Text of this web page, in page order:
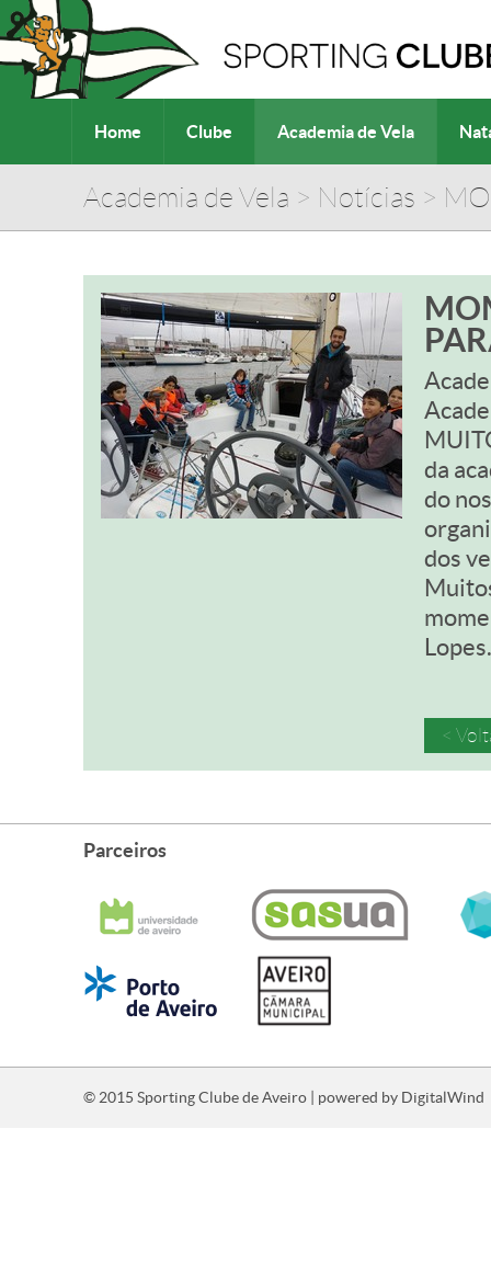
Home Clube Academia de Vela
Academia de Vela > Notícias >
da
do
dos
Lopes.
<
Parceiros
© 2015 Sporting Clube de Aveiro | powered by DigitalWind